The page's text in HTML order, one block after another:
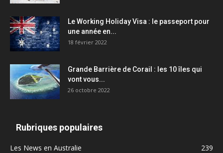
Le Working Holiday Visa : le passeport pour
une année en...
18 février 2022
Grande Barrière de Corail : les 10 îles qui
vont vous...
26 octobre 2022
Rubriques populaires
Les News en Australie
239